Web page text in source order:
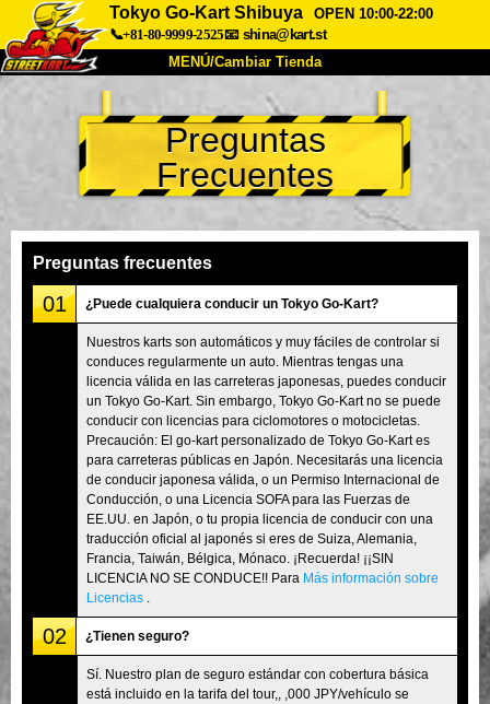
Tokyo Go-Kart Shibuya
OPEN 10:00-22:00
📞+81-80-9999-2525📧 shina@kart.st
MENÚ/Cambiar Tienda
INICIO
Acerca de Especificaciones Precios
Acceso Testimonios Preguntas Frecuentes
Cambiar Tienda
Tokyo Shinagawa
Tokyo Shibuya Annex Tokyo Bay
Tokyo Asakusa Osaka
Okinawa
Preguntas
Frecuentes
Preguntas frecuentes
01 ¿Puede cualquiera conducir un Tokyo Go-Kart?
Nuestros karts son automáticos y muy fáciles de controlar si
conduces regularmente un auto. Mientras tengas una
licencia válida en las carreteras japonesas, puedes conducir
un Tokyo Go-Kart. Sin embargo, Tokyo Go-Kart no se puede
conducir con licencias para ciclomotores o motocicletas.
Precaución: El go-kart personalizado de Tokyo Go-Kart es
para carreteras públicas en Japón. Necesitarás una licencia
de conducir japonesa válida, o un Permiso Internacional de
Conducción, o una Licencia SOFA para las Fuerzas de
EE.UU. en Japón, o tu propia licencia de conducir con una
traducción oficial al japonés si eres de Suiza, Alemania,
Francia, Taiwán, Bélgica, Mónaco. ¡Recuerda! ¡¡SIN
LICENCIA NO SE CONDUCE!! Para Más información sobre
Licencias
02 ¿Tienen seguro?
Sí. Nuestro plan de seguro estándar con cobertura básica
está incluido en la tarifa del tour,, ,000 JPY/vehículo se